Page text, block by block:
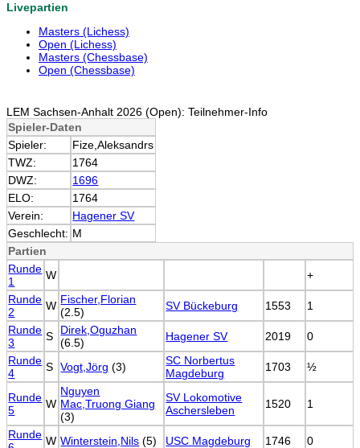
Livepartien
Masters (Lichess)
Open (Lichess)
Masters (Chessbase)
Open (Chessbase)
LEM Sachsen-Anhalt 2026 (Open): Teilnehmer-Info
Spieler-Daten
Spieler:
Fize,Aleksandrs
TWZ:
1764
DWZ:
1696
ELO:
1764
Verein:
Hagener SV
Geschlecht: M
Partien
Runde
1
W
+
Runde
2
W Fischer,Florian
(2.5)
SV Bückeburg 1553
1
Runde
3
S
Direk,Oguzhan
(6.5)
Hagener SV 2019
0
Runde
4
S Vogt,Jörg (3)
SC Norbertus
Magdeburg
1703 ½
Runde
5
W
Nguyen
Mac,Truong Giang
(3)
SV Lokomotive
Aschersleben
1520 1
Runde W Winterstein,Nils (5) USC Magdeburg 1746 0